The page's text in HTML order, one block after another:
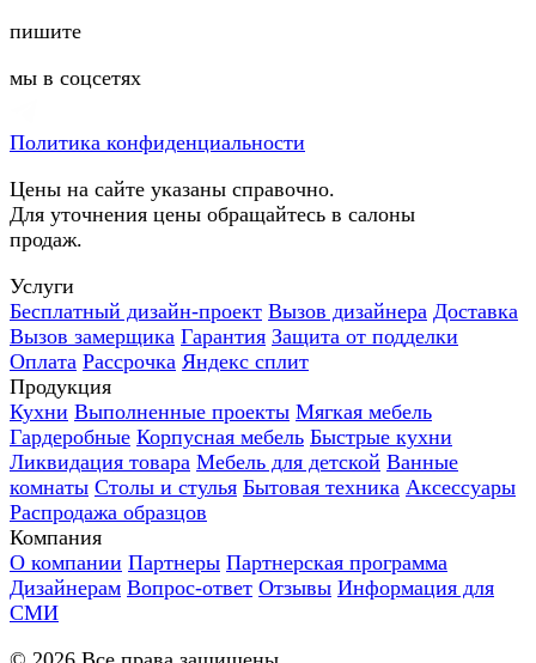
пишите
мы в соцсетях
Политика конфиденциальности
Цены на сайте указаны справочно.
Для уточнения цены обращайтесь в салоны
продаж.
Услуги
Бесплатный дизайн-проект Вызов дизайнера Доставка
Вызов замерщика Гарантия Защита от подделки
Оплата Рассрочка Яндекс сплит
Продукция
Кухни Выполненные проекты Мягкая мебель
Гардеробные Корпусная мебель Быстрые кухни
Ликвидация товара Мебель для детской Ванные
комнаты Столы и стулья Бытовая техника Аксессуары
Распродажа образцов
Компания
О компании Партнеры Партнерская программа
Дизайнерам Вопрос-ответ Отзывы Информация для
СМИ